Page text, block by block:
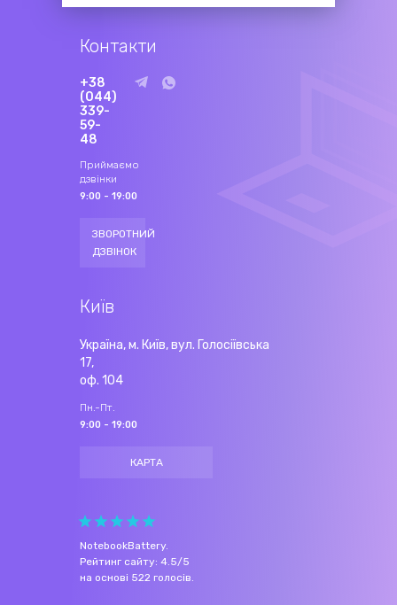
Контакти
+38
(044)
339-
59-
48
Приймаємо
дзвінки
9:00 - 19:00
ЗВОРОТНИЙ
ДЗВІНОК
Київ
Україна, м. Київ, вул. Голосіївська
17,
оф. 104
Пн.-Пт.
9:00 - 19:00
КАРТА
NotebookBattery.
Рейтинг сайту: 4.5/5
на основі 522 голосів.